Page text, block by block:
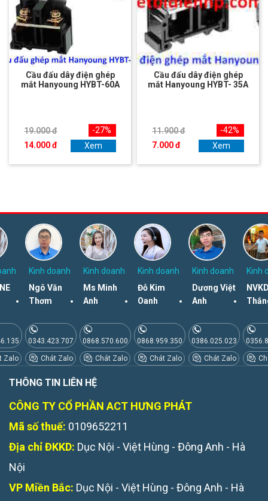
Cầu đấu dây điện ghép
mắt Hanyoung HYBT-60A
19.000 đ
14.000 đ
-27%
Xem
Cầu đấu dây điện ghép
mắt Hanyoung HYBT- 35A
11.900 đ
7.000 đ
-42%
Xem
Zalo
Kinh doanh
Ngô Văn
Thơm
0343.423.707
Chát Zalo
Kinh doanh
Ms Minh
Anh
0868.570.600
Chát Zalo
Kinh doanh
Đỗ Kim
Oanh
0868.959.350
Chát Zalo
Kinh doanh
Dương Việt
Anh
0386.025.023
Chát Zalo
Kinh
THÔNG TIN LIÊN HỆ
CÔNG TY CỔ PHẦN ACT HƯNG PHÁT
Mã số thuế: 0109652211
Địa chỉ ĐKKD: Dục Nội - Việt Hùng - Đông Anh - Hà
Nội
VP Miền Bắc: Dục Nội - Việt Hùng - Đông Anh - Hà